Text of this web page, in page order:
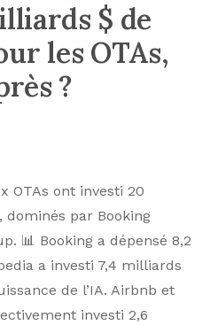
$ de
les OTAs,
?
OTAs ont investi 20
par Booking
📊 Booking a dépensé 8,2
a investi 7,4 milliards
de l’IA. Airbnb et
investi 2,6